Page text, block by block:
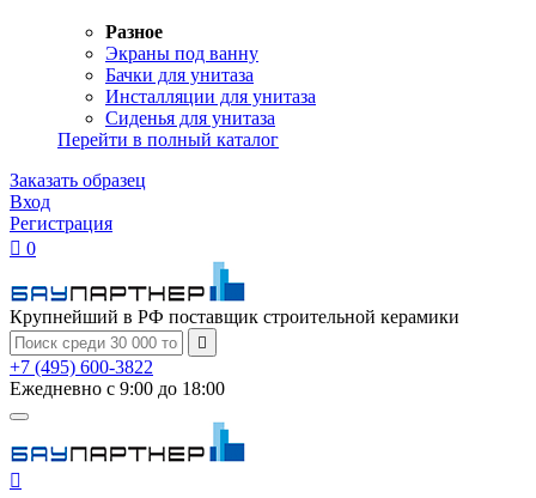
Разное
Экраны под ванну
Бачки для унитаза
Инсталляции для унитаза
Сиденья для унитаза
Перейти в полный каталог
Заказать образец
Вход
Регистрация
 0
Крупнейший в РФ поставщик строительной керамики

+7 (495) 600-3822
Ежедневно с 9:00 до 18:00
